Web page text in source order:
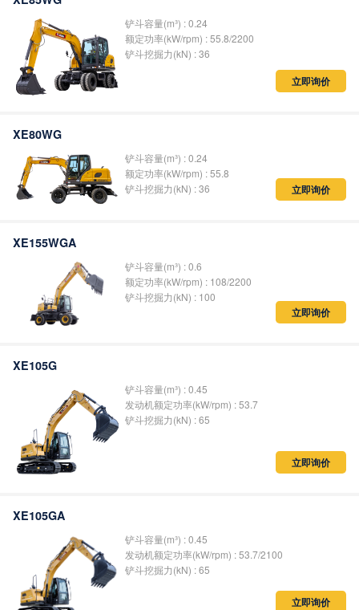
铲斗容量(m³) : 0.24
额定功率(kW/rpm) : 55.8/2200
铲斗挖掘力(kN) : 36
立即询价
XE80WG
铲斗容量(m³) : 0.24
额定功率(kW/rpm) : 55.8
铲斗挖掘力(kN) : 36
立即询价
XE155WGA
铲斗容量(m³) : 0.6
额定功率(kW/rpm) : 108/2200
铲斗挖掘力(kN) : 100
立即询价
XE105G
铲斗容量(m³) : 0.45
发动机额定功率(kW/rpm) : 53.7
铲斗挖掘力(kN) : 65
立即询价
XE105GA
铲斗容量(m³) : 0.45
发动机额定功率(kW/rpm) : 53.7/2100
铲斗挖掘力(kN) : 65
立即询价